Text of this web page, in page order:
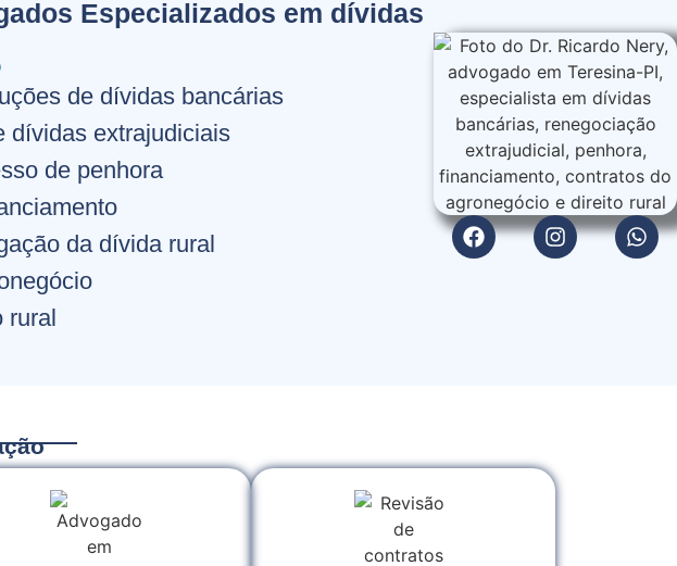
Especializados em dívidas
de dívidas bancárias
dívidas extrajudiciais
de penhora
da dívida rural
rural